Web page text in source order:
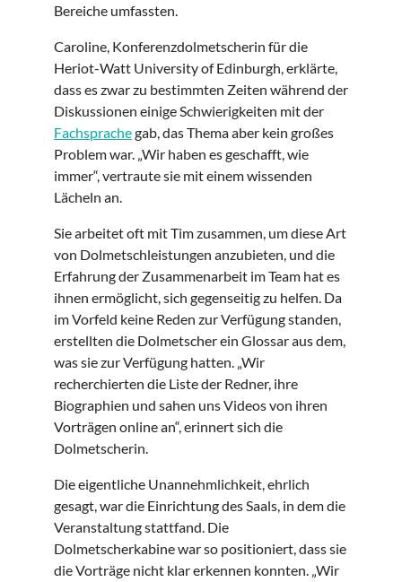
Bereiche umfassten.
Caroline, Konferenzdolmetscherin für die
Heriot-Watt University of Edinburgh, erklärte,
dass es zwar zu bestimmten Zeiten während der
Diskussionen einige Schwierigkeiten mit der
Fachsprachegab, das Thema aber kein großes
Problem war. „Wir haben es geschafft, wie
immer“, vertraute sie mit einem wissenden
Lächeln an.
Sie arbeitet oft mit Tim zusammen, um diese Art
von Dolmetschleistungen anzubieten, und die
Erfahrung der Zusammenarbeit im Team hat es
ihnen ermöglicht, sich gegenseitig zu helfen. Da
im Vorfeld keine Reden zur Verfügung standen,
erstellten die Dolmetscher ein Glossar aus dem,
was sie zur Verfügung hatten. „Wir
recherchierten die Liste der Redner, ihre
Biographien und sahen uns Videos von ihren
Vorträgen online an“, erinnert sich die
Dolmetscherin.
Die eigentliche Unannehmlichkeit, ehrlich
gesagt, war die Einrichtung des Saals, in dem die
Veranstaltung stattfand. Die
Dolmetscherkabine war so positioniert, dass sie
die Vorträge nicht klar erkennen konnten. „Wir